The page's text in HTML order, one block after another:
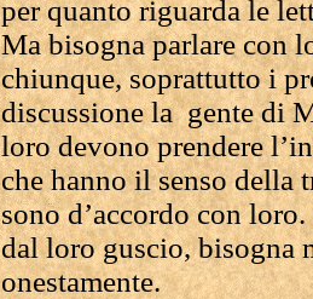
per quanto riguarda le
Ma bisogna parlare con
chiunque, soprattutto i
discussione la gente di
loro devono prendere
che hanno il senso della
sono d’accordo con
dal loro guscio, bisogna
onestamente.